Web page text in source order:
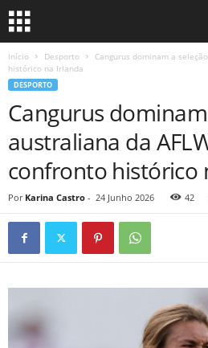
Início Desporto
Cangurus dominam a
histórico na Irlanda
DESPORTO
Cangurus
australiana da
confronto histórico
Por Karina Castro - 24 Junho 2026 42